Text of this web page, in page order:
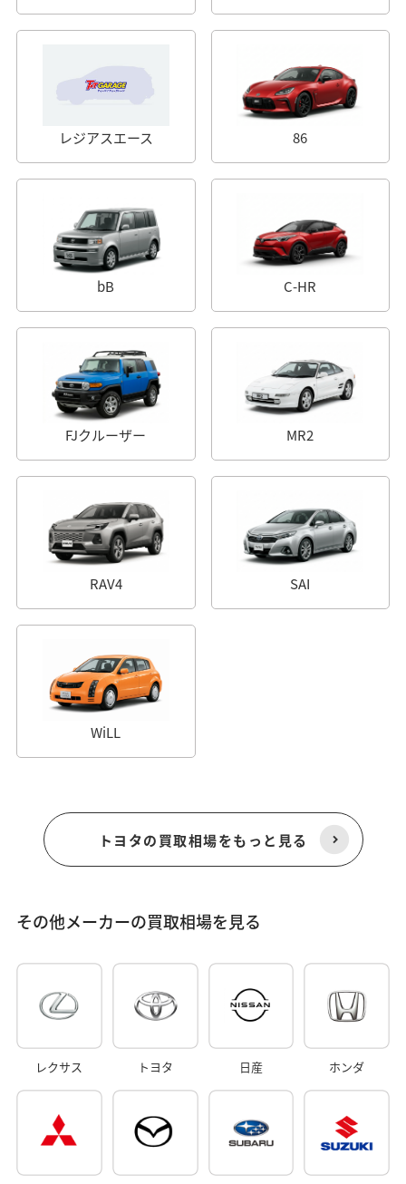
レジアスエース 86
bB C-HR
FJクルーザー MR2
RAV4 SAI
WiLL
トヨタの買取相場をもっと見る
その他メーカーの買取相場を見る
レクサス トヨタ 日産 ホンダ